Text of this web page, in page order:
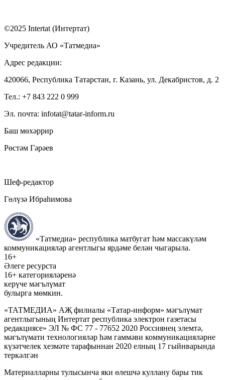
©2025 Intertat (Интертат)
Учредитель АО «Татмедиа»
Адрес редакции:
420066, Республика Татарстан, г. Казань, ул. Декабристов, д. 2
Тел.: +7 843 222 0 999
Эл. почта: infotat@tatar-inform.ru
Баш мөхәррир
Рөстәм Гәрәев
Шеф-редактор
Гөлүзә Ибраһимова
«Татмедиа» республика матбугат һәм массакүләм
коммуникацияләр агентлыгы ярдәме белән чыгарыла.
16+
Әлеге ресурста
16+ категорияләренә
керүче мәгълүмат
булырга мөмкин.
«ТАТМЕДИА» АҖ филиалы «Татар-информ» мәгълүмат
агентлыгының Интертат республика электрон газетасы
редакциясе» ЭЛ № ФС 77 - 77652 2020 Россиянең элемтә,
мәгълүмати технологияләр һәм гаммәви коммуникацияләрне
күзәтчелек хезмәте тарафыннан 2020 елның 17 гыйнварында
теркәлгән
Материалларны тулысынча яки өлешчә куллану бары тик